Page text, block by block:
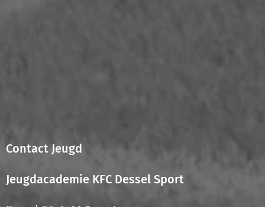
Contact Jeugd
Jeugdacademie KFC Dessel Sport